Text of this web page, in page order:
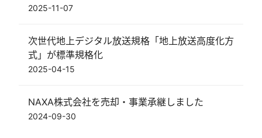
2025-11-07
次世代地上デジタル放送規格「地上放送高度化方
式」が標準規格化
2025-04-15
NAXA株式会社を売却・事業承継しました
2024-09-30